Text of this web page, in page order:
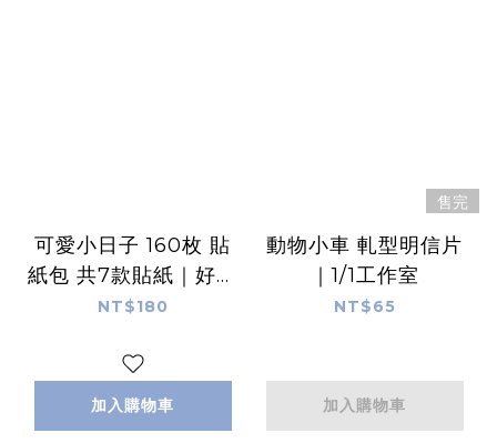
可愛小日子 160枚 貼
紙包 共7款貼紙｜好吧
發發
NT$180
加入購物車
售完
動物小車 軋型明信片
｜1/1工作室
NT$65
加入購物車